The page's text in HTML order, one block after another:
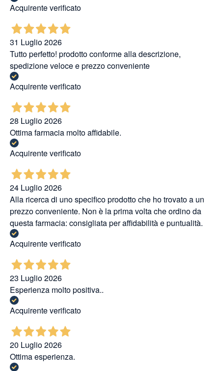
Acquirente verificato
31 Luglio 2026
Tutto perfetto! prodotto conforme alla descrizione,
spedizione veloce e prezzo conveniente
Acquirente verificato
28 Luglio 2026
Ottima farmacia molto affidabile.
Acquirente verificato
24 Luglio 2026
Alla ricerca di uno specifico prodotto che ho trovato a un
prezzo conveniente. Non è la prima volta che ordino da
questa farmacia: consigliata per affidabilità e puntualità.
Acquirente verificato
23 Luglio 2026
Esperienza molto positiva..
Acquirente verificato
20 Luglio 2026
Ottima esperienza.